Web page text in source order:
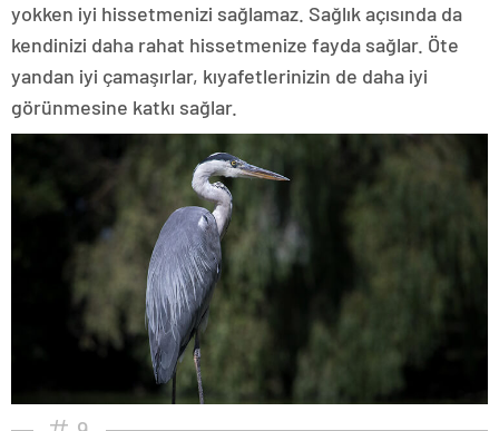
yokken iyi hissetmenizi sağlamaz. Sağlık açısında da
kendinizi daha rahat hissetmenize fayda sağlar. Öte
yandan iyi çamaşırlar, kıyafetlerinizin de daha iyi
görünmesine katkı sağlar.